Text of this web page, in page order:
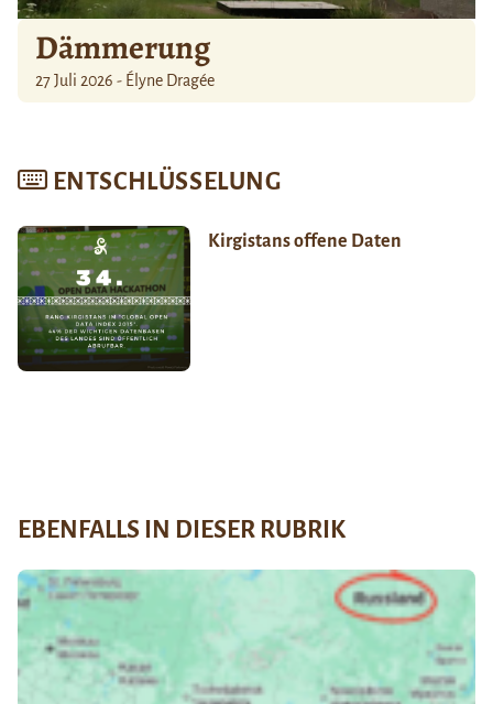
Dämmerung
27 Juli 2026 - Élyne Dragée
ENTSCHLÜSSELUNG
Kirgistans offene Daten
EBENFALLS IN DIESER RUBRIK